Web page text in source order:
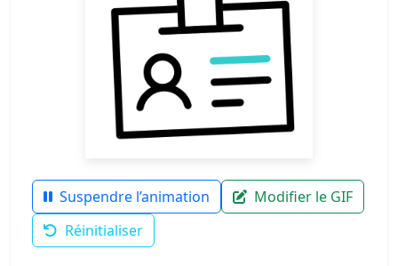
Suspendre l’animation
Modifier le GIF
Réinitialiser